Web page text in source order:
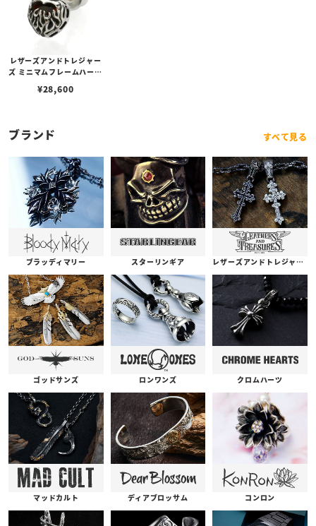
レザーズアンドトレジャー
ズ ミニマムフレームハート
ット
¥28,600
ブランド すべて見る
ブラッディマリー スターリンギア レザーズアンドトレジャーズ
ゴッドサンズ ロンワンズ クロムハーツ
マッドカルト ディアブロッサム コンロン